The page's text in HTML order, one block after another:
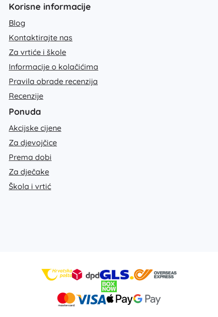
Korisne informacije
Blog
Kontaktirajte nas
Za vrtiće i škole
Informacije o kolačićima
Pravila obrade recenzija
Recenzije
Ponuda
Akcijske cijene
Za djevojčice
Prema dobi
Za dječake
Škola i vrtić